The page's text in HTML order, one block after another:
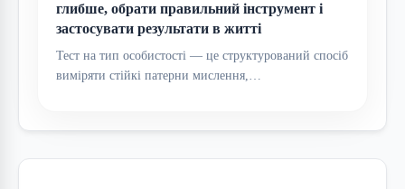
глибше, обрати правильний інструмент і
застосувати результати в житті
Тест на тип особистості — це структурований спосіб
виміряти стійкі патерни мислення,…